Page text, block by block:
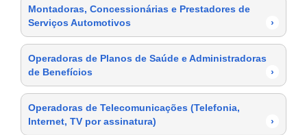
Montadoras, Concessionárias e Prestadores de
Serviços Automotivos
›
Operadoras de Planos de Saúde e Administradoras
de Benefícios
›
Operadoras de Telecomunicações (Telefonia,
Internet, TV por assinatura)
›